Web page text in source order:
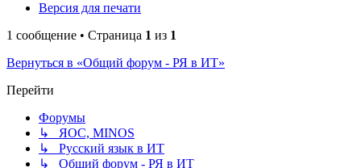
Версия для печати
1 сообщение • Страница 1 из 1
Вернуться в «Общий форум - РЯ в ИТ»
Перейти
Форумы
↳ ЯОС, MINOS
↳ Русский язык в ИТ
↳ Общий форум - РЯ в ИТ